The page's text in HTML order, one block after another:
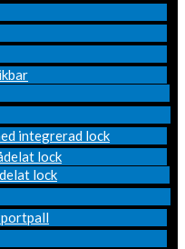
integrerad lock
lock
lock